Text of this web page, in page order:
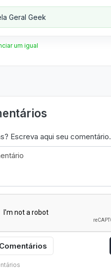
Geral Geek
um igual
Escreva aqui seu comentário.